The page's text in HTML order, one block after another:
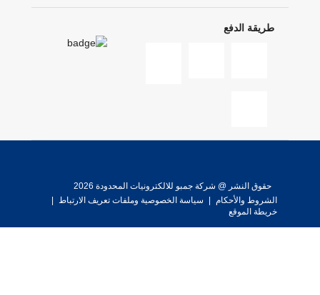
طريقة الدفع
حقوق النشر @ شركة جمبو للالكترونيات المحدودة 2026
الشروط والأحكام
سياسة الخصوصية وملفات تعريف الارتباط
خريطة الموقع